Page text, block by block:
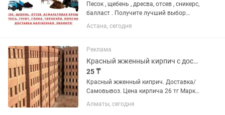
Песок , щебень , дресва, отсев , сникерс,
балласт . Получите лучший выбор
сыпучих материалов для вашего
проекта с нашей помощью! Мы
песок, щебень и отсев, который...
Астана, сегодня
Реклама
Красный жженный кирпич с доставкой и самовывоз
25 ₸
Красный жженный киприч. Доставка/
Самовывоз. Цена кирпича 26 тг Марка
М-200, размер 25012065. Полуторный
50 тг, Размер 25012088. Наличие есть!!!
Алматы, сегодня